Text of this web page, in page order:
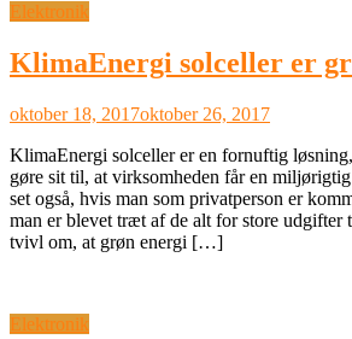
Elektronik
KlimaEnergi solceller er
oktober 18, 2017oktober 26, 2017
KlimaEnergi solceller er en fornuftig
gøre sit til, at virksomheden får en
set også, hvis man som privatperson er
man er blevet træt af de alt for store udgifter
tvivl om, at grøn energi […]
Elektronik